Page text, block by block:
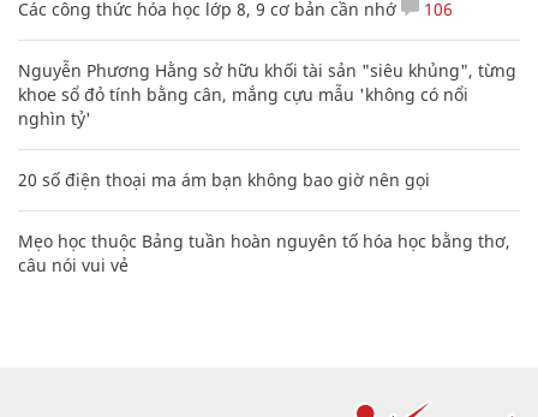
Các công thức hóa học lớp 8, 9 cơ bản cần nhớ 106
Nguyễn Phương Hằng sở hữu khối tài sản "siêu khủng", từng
khoe sổ đỏ tính bằng cân, mắng cựu mẫu 'không có nổi
nghìn tỷ'
20 số điện thoại ma ám bạn không bao giờ nên gọi
Mẹo học thuộc Bảng tuần hoàn nguyên tố hóa học bằng thơ,
câu nói vui vẻ